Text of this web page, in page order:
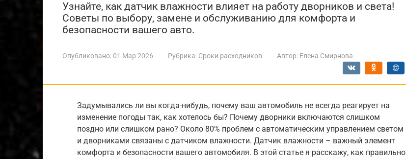
Узнайте, как датчик влажности влияет на работу дворников и света!
Советы по выбору, замене и обслуживанию для комфорта и
безопасности вашего авто.
Опубликовано: 01 Мар 2026 Рубрика: Сроки расходников Автор: Елена Смирнова
Задумывались ли вы когда-нибудь, почему ваш автомобиль не всегда реагирует на
изменение погоды так, как хотелось бы? Почему дворники включаются слишком
поздно или слишком рано? Около 80% проблем с автоматическим управлением светом
и дворниками связаны с датчиком влажности. Датчик влажности – важный элемент
комфорта и безопасности вашего автомобиля. В этой статье я расскажу, как правильно